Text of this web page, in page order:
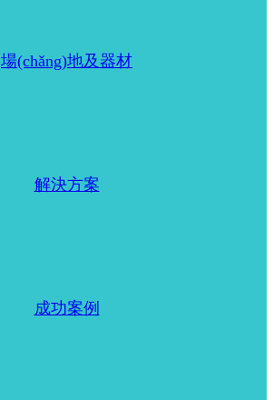
場(chǎng)地及器材
解決方案
成功案例